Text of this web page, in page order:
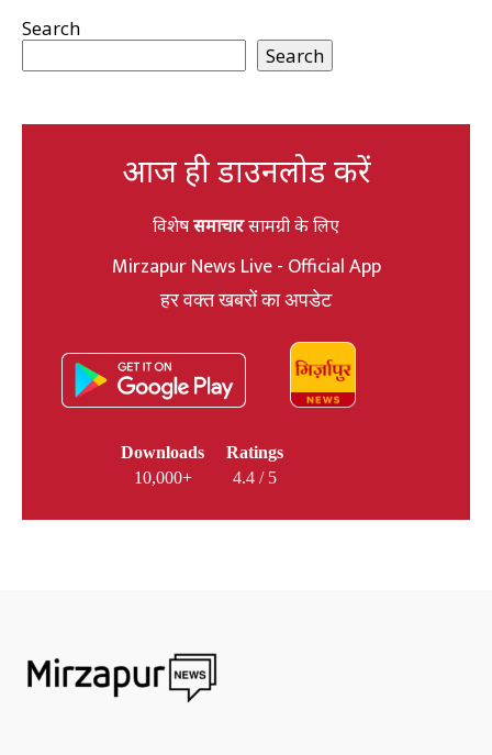
Search
Search
आज ही डाउनलोड करें
विशेषसमाचारसामग्री के लिए
Mirzapur News Live - Official App
हर वक्त खबरों का अपडेट
Downloads
10,000+
Ratings
4.4 / 5